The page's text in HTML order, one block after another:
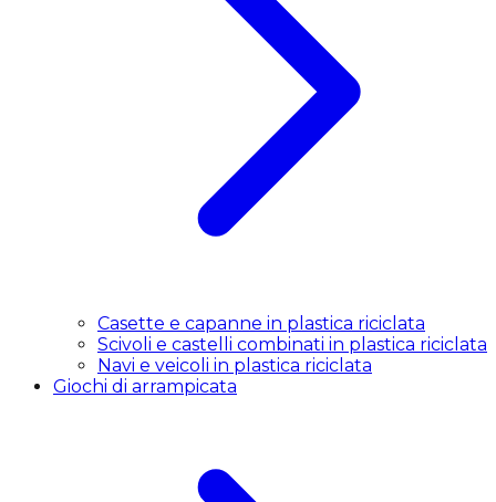
Casette e capanne in plastica riciclata
Scivoli e castelli combinati in plastica riciclata
Navi e veicoli in plastica riciclata
Giochi di arrampicata